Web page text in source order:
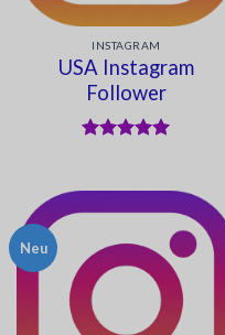
INSTAGRAM
USA Instagram
Follower
5
Neu